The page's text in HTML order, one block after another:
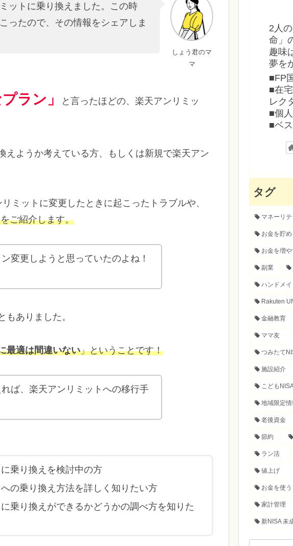
しょう君のマ
マ
ットに乗り換えました。この時
ったので、その情報をシェアしま
ラン」
と言ったほどの、楽天アンリミッ
ようか考えている方、もしくは新規で楽天アン
ミットに変更したときに起こったトラブルや、
ご紹介します。
変更しようと思っていたのよね！
ありました。
最適は間違いない」ということです！
ば、楽天アンリミットへの移行手
乗り換えを検討中の方
の乗り換え方法を詳しく知りたい方
乗り換えができるかどうかの調べ方を知りた
2人
命」
趣味
夢を
■FP
■在
レク
■個
■ベ
タグ
マネーリ
お金を貯め
お金を増や
副業
ハンドメイ
Rakuten
金融教育
ママ友
つみたて
施設紹介
こども
地域限定情
老後資金
節約
ラン活
値上げ
お金を使う
家計管理
新NISA 未